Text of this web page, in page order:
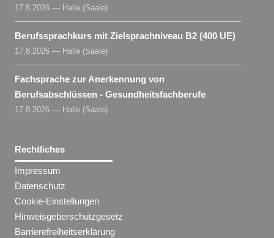
17.8.2026 — Halle (Saale)
Berufssprachkurs mit Zielsprachniveau B2 (400 UE)
17.8.2026 — Halle (Saale)
Fachsprache zur Anerkennung von
Berufsabschlüssen - Gesundheitsfachberufe
17.8.2026 — Halle (Saale)
Rechtliches
Impressum
Datenschutz
Cookie-Einstellungen
Hinweisgeberschutzgesetz
Barrierefreiheitserklärung